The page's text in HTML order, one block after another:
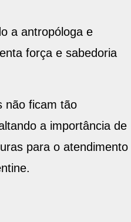
a antropóloga e
força e sabedoria
não ficam tão
a importância de
para o atendimento